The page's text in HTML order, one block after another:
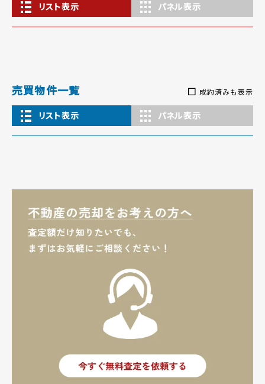
リスト表示 パネル表示
売買物件一覧 成約済みも表示
リスト表示 パネル表示